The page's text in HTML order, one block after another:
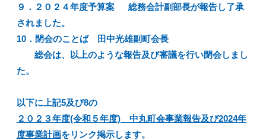
９．２０２４年度予算案 総務会計副部長が報告し了承
されました。
10．閉会のことば 田中光雄副町会長
総会は、以上のような報告及び審議を行い閉会しまし
た。
以下に上記5及び8の
２０２３年度(令和５年度) 中丸町会事業報告及び2024年
度事業計画をリンク掲示します。